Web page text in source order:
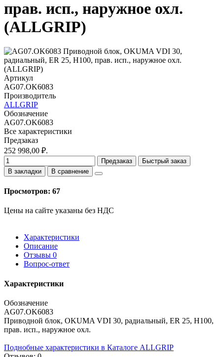
прав. исп., наружное охл.
(ALLGRIP)
Артикул
AG07.OK6083
Производитель
ALLGRIP
Обозначение
AG07.OK6083
Все характеристики
Предзаказ
252 998,00 ₽.
Предзаказ
Быстрый заказ
В закладки
В сравнение
Просмотров: 67
Цены на сайте указаны без НДС
Характеристики
Описание
Отзывы 0
Вопрос-ответ
Характеристики
Обозначение
AG07.OK6083
Приводной блок, OKUMA VDI 30, радиальный, ER 25, H100,
прав. исп., наружное охл.
Поднобные характеристики в Каталоге ALLGRIP